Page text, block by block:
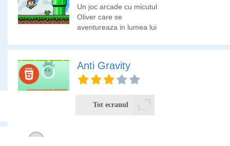
Un joc arcade cu micutul
Oliver care se
aventureaza in lumea lui
inamici.
Anti Gravity
Esti un omulet care
colecteaza monede,
Tot ecranul